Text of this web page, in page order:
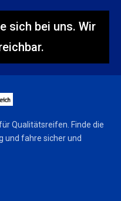
sich bei uns. Wir
Qualitätsreifen. Finde die
und fahre sicher und